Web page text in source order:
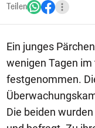
Teilen
Ein junges
wenigen Tagen
festgenommen.
Die beiden